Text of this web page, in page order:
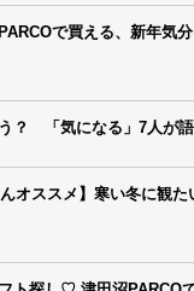
で買える、新年気
？ 「気になる」7人が
オススメ】寒い冬に観